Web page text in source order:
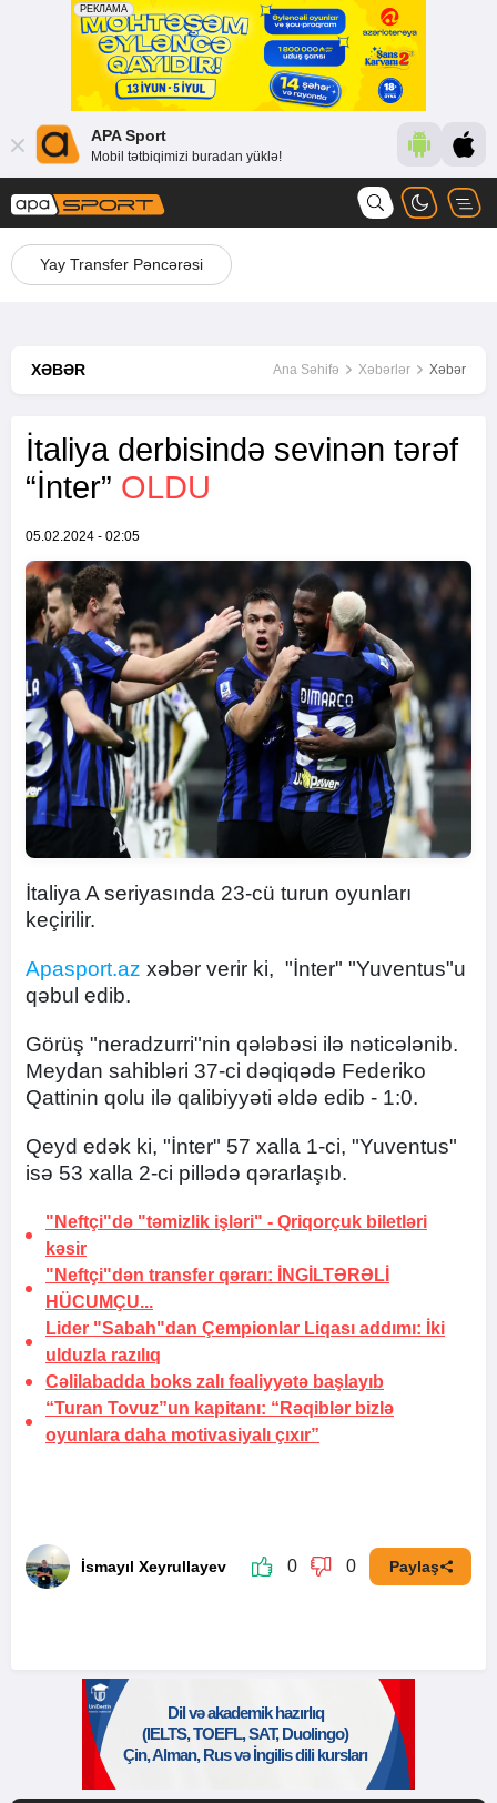
APA Sport
Mobil tətbiqimizi buradan yüklə!
Yay Transfer Pəncərəsi
XƏBƏR Ana Səhifə Xəbərlər Xəbər
İtaliya derbisində sevinən tərəf
“İnter” OLDU
05.02.2024 - 02:05
İtaliya A seriyasında 23-cü turun oyunları
keçirilir.
Apasport.az xəbər verir ki, "İnter" "Yuventus"u
qəbul edib.
Görüş "neradzurri"nin qələbəsi ilə nəticələnib.
Meydan sahibləri 37-ci dəqiqədə Federiko
Qattinin qolu ilə qalibiyyəti əldə edib - 1:0.
Qeyd edək ki, "İnter" 57 xalla 1-ci, "Yuventus"
isə 53 xalla 2-ci pillədə qərarlaşıb.
"Neftçi"də "təmizlik işləri" - Qriqorçuk biletləri
kəsir
"Neftçi"dən transfer qərarı:
İNGİLTƏRƏLİ
HÜCUMÇU...
Lider "Sabah"dan Çempionlar Liqası addımı:
İki
ulduzla razılıq
Cəlilabadda boks zalı fəaliyyətə başlayıb
“Turan Tovuz”un kapitanı: “Rəqiblər bizlə
oyunlara daha motivasiyalı çıxır”
İsmayıl Xeyrullayev 0 0 Paylaş